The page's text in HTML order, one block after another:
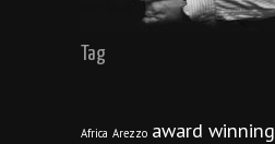
Tag
Africa Arezzo award winning